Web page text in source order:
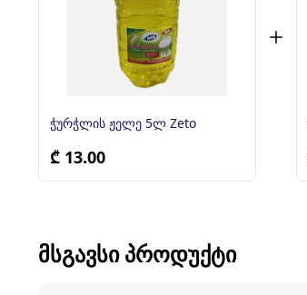
ჭურჭლის ჟელე 5ლ Zeto
₾ 13.00
ᲛᲡᲒᲐᲕᲡᲘ ᲞᲠᲝᲓᲣᲥᲢᲘ